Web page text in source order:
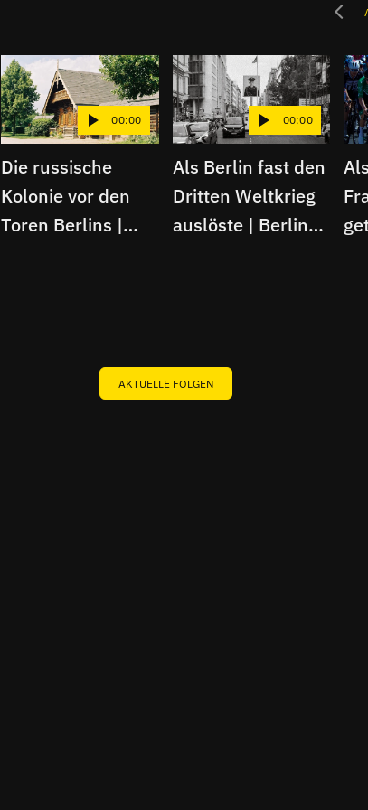
00:00
Die russische
Kolonie vor den
Toren Berlins |
00:00
Als Berlin fast den
Dritten Weltkrieg
auslöste | Berliner
AKTUELLE FOLGEN